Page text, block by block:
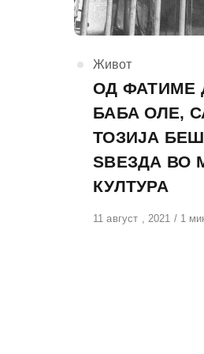
КАтегорија
Живот
ОД ФАТИМЕ
БАБА ОЛЕ,
ТОЗИЈА
ЅВЕЗДА ВО
КУЛТУРА
Објавено
11 август , 2021 1